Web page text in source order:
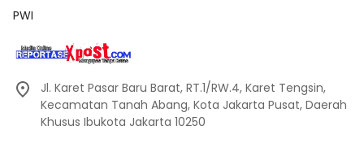
PWI
Jl. Karet Pasar Baru Barat, RT.1/RW.4, Karet Tengsin,
Kecamatan Tanah Abang, Kota Jakarta Pusat, Daerah
Khusus Ibukota Jakarta 10250